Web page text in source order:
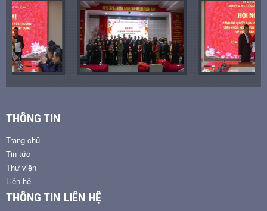
THÔNG TIN
Trang chủ
Tin tức
Thư viện
Liên hệ
THÔNG TIN LIÊN HỆ